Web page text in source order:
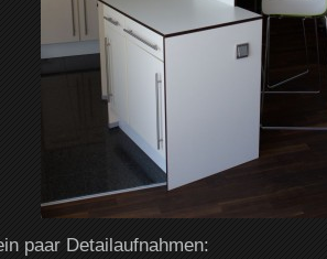
paar Detailaufnahmen: